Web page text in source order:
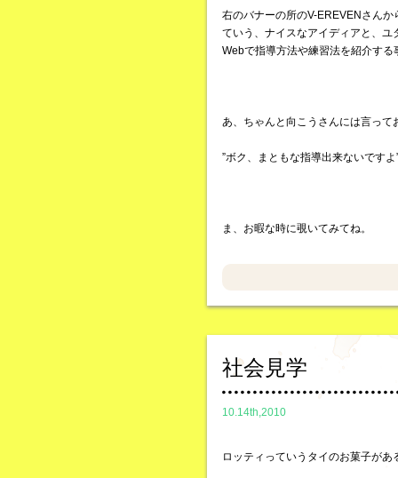
右のバナーの所のV-EREVENさんか
ていう、ナイスなアイディアと、
Webで指導方法や練習法を紹介する
あ、ちゃんと向こうさんには言って
”ボク、まともな指導出来ないですよ
ま、お暇な時に覗いてみてね。
社会見学
10.14th,2010
ロッティっていうタイのお菓子があ